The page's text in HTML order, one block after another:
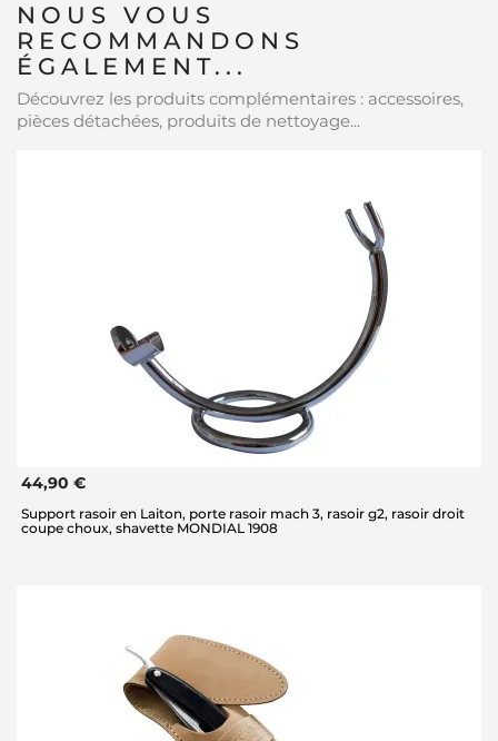
NOUS VOUS
RECOMMANDONS
ÉGALEMENT...
Découvrez les produits complémentaires : accessoires,
pièces détachées, produits de nettoyage...
44,90 €
Support rasoir en Laiton, porte rasoir mach 3, rasoir g2, rasoir droit
coupe choux, shavette MONDIAL 1908